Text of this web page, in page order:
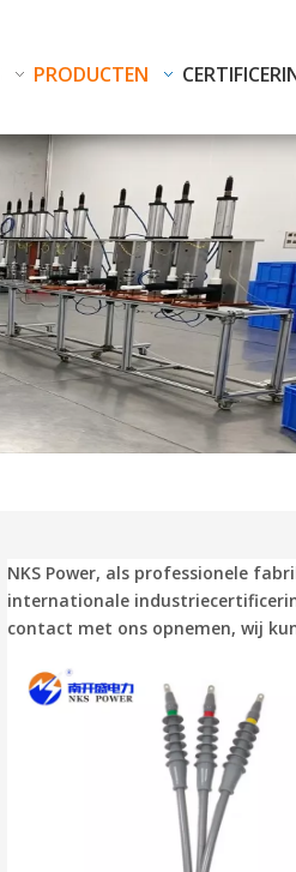
PRODUCTEN
NKS Power, als professionele
internationale
contact met ons opnemen, wij